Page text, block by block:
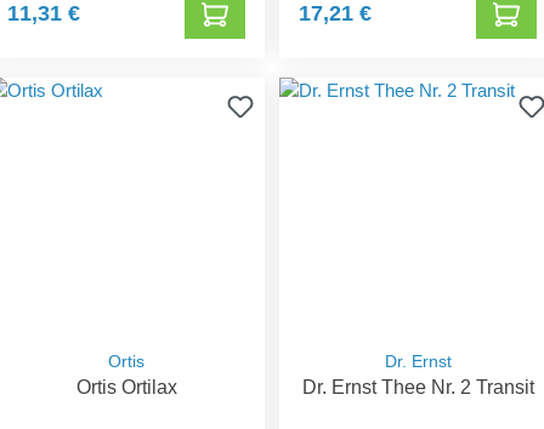
11,31 € 17,21 €
Ortis
Ortis Ortilax
Dr. Ernst
Dr. Ernst Thee Nr. 2 Transit